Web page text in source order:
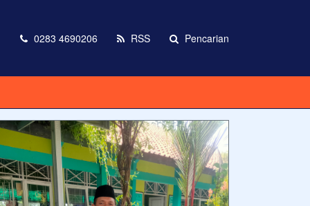
0283 4690206 RSS Pencarian